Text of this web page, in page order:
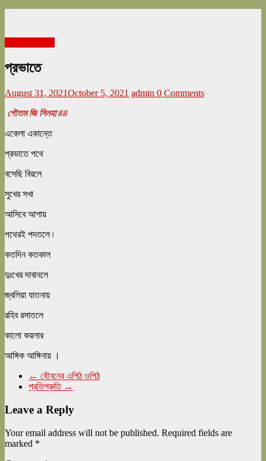
প্রভাতে
August 31, 2021October 5, 2021 admin 0 Comments
গৌতম জি সিনহা ##
একেলা একান্তে
প্রভাতে পথে
বসেছি বিরলে
সুখের সখা
আসিবে আশায়
পথেরই পদতলে ৷
কতদিন কতকাল
দুঃখের দাবানলে
জ্বলিয়া যাতনায়
রহিব রসাতলে
কালো কয়লার
আঙ্গিক আঙ্গিনায় ।
← যৌবনের এপিঠ ওপিঠ
প্রতিশ্রুতি →
Leave a Reply
Your email address will not be published. Required fields are
marked *